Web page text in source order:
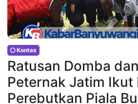
Kontes
Ratusan Domba
Peternak Jatim Ikut
Perebutkan Piala